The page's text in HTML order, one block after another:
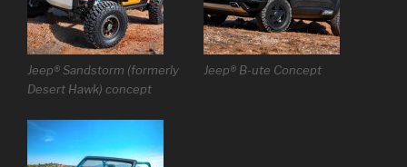
Jeep® Sandstorm (formerly
Desert Hawk) concept
Jeep® B-ute Concept